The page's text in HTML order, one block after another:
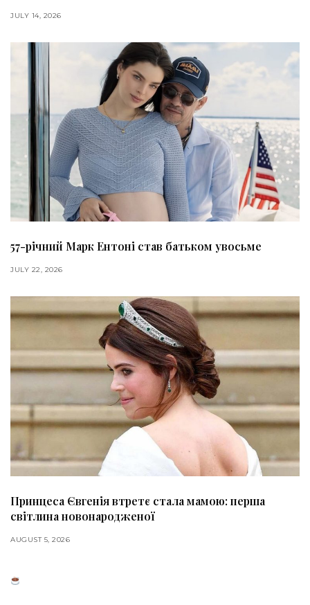
JULY 14, 2026
57-річний Марк Ентоні став батьком увосьме
JULY 22, 2026
Принцеса Євгенія втретє стала мамою: перша
світлина новонародженої
AUGUST 5, 2026